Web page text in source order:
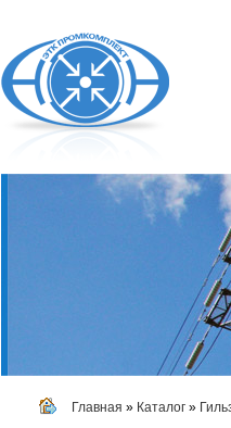
Главная » Каталог»